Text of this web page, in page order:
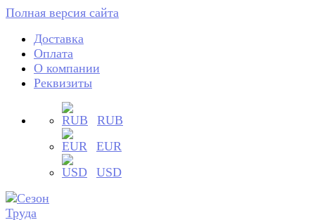
Полная версия сайта
Доставка
Оплата
О компании
Реквизиты
RUB
EUR
USD